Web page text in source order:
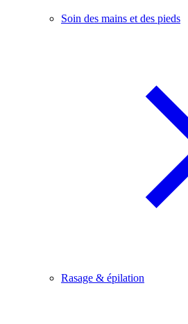
Soin des mains et des pieds
Rasage & épilation